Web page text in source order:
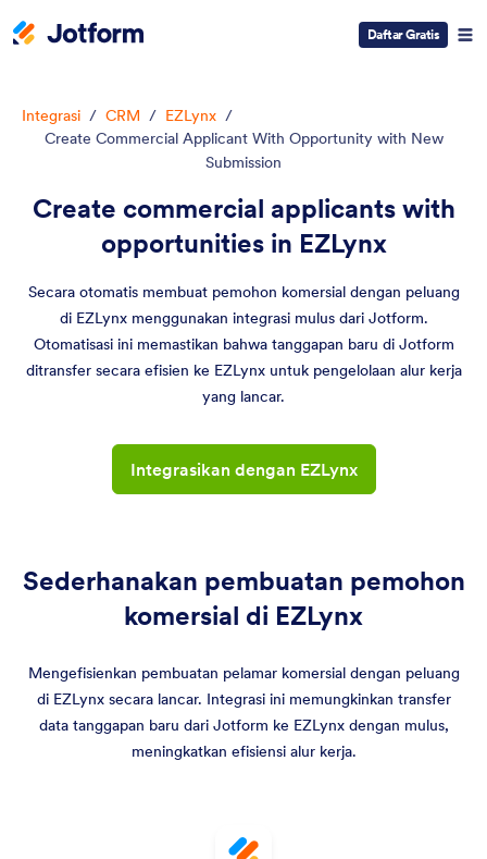
Daftar Gratis
Integrasi / CRM / EZLynx /
Create Commercial Applicant With Opportunity with New
Submission
Create commercial applicants with
opportunities in EZLynx
Secara otomatis membuat pemohon komersial dengan peluang
di EZLynx menggunakan integrasi mulus dari Jotform.
Otomatisasi ini memastikan bahwa tanggapan baru di Jotform
ditransfer secara efisien ke EZLynx untuk pengelolaan alur kerja
yang lancar.
Integrasikan dengan EZLynx
Sederhanakan pembuatan pemohon
komersial di EZLynx
Mengefisienkan pembuatan pelamar komersial dengan peluang
di EZLynx secara lancar. Integrasi ini memungkinkan transfer
data tanggapan baru dari Jotform ke EZLynx dengan mulus,
meningkatkan efisiensi alur kerja.